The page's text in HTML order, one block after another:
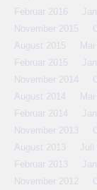
Februar 2016
November 2015
August 2015
Mai
Februar 2015
November 2014
August 2014
Mai
Februar 2014
November 2013
August 2013
Juli
Februar 2013
November 2012